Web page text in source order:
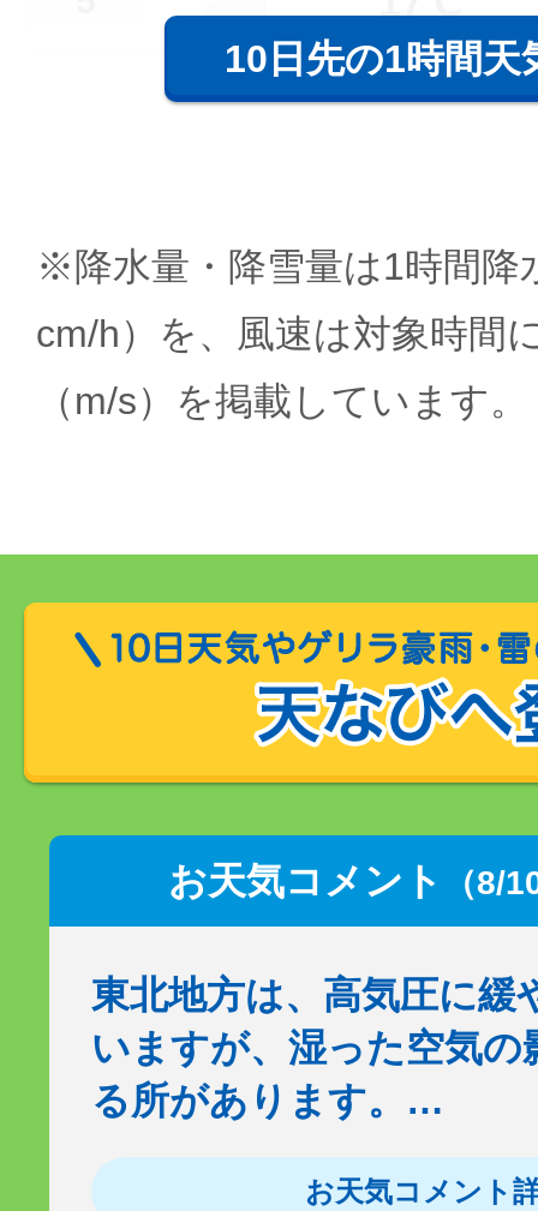
10日先の1時間天
※降水量・降雪量は1時間降
cm/h）を、風速は対象時間
（m/s）を掲載しています。
お天気コメント （8/
東北地方は、高気圧に緩
いますが、湿った空気の
る所があります。…
お天気コメント